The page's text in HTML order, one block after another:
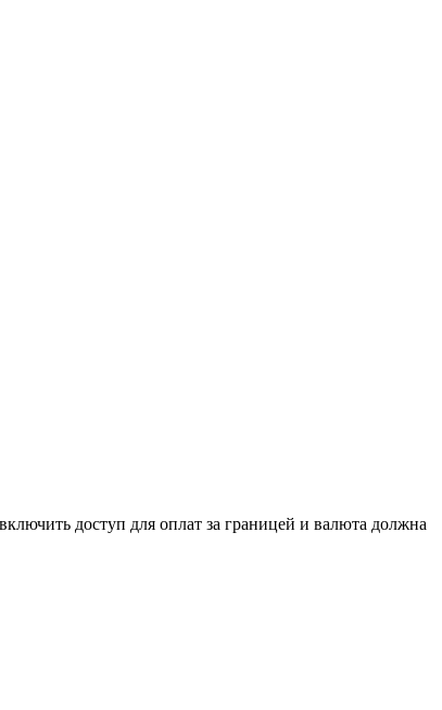
доступ для оплат за границей и валюта должна